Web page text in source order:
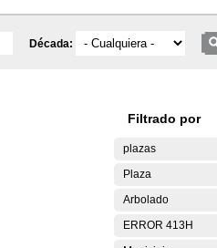
Década:
Filtrado por
plazas
Plaza
Arbolado
ERROR 413H